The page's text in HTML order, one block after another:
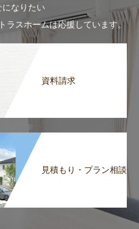
になりたい
ラスホームは応援しています。
資料請求
見積もり・プラン相談